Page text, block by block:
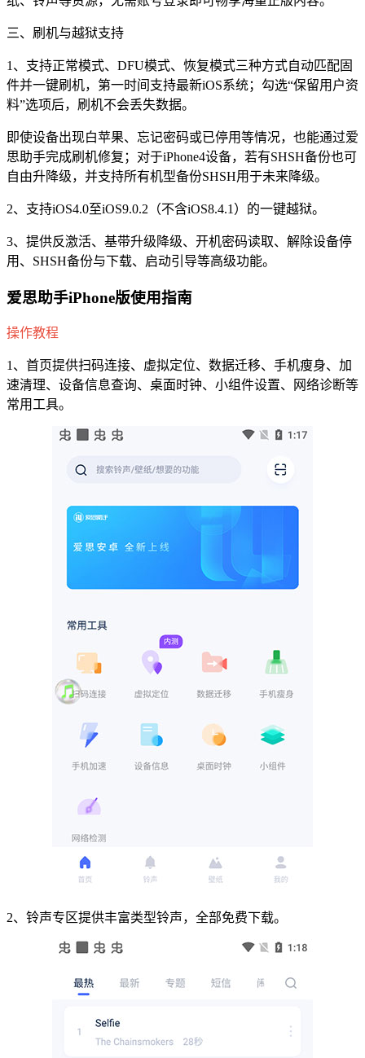
三、刷机与越狱支持
1、支持正常模式、DFU模式、恢复模式三种方式自动匹配固
件并一键刷机，第一时间支持最新iOS系统；勾选“保留用户资
料”选项后，刷机不会丢失数据。
即使设备出现白苹果、忘记密码或已停用等情况，也能通过爱
思助手完成刷机修复；对于iPhone4设备，若有SHSH备份也可
自由升降级，并支持所有机型备份SHSH用于未来降级。
2、支持iOS4.0至iOS9.0.2（不含iOS8.4.1）的一键越狱。
3、提供反激活、基带升级降级、开机密码读取、解除设备停
用、SHSH备份与下载、启动引导等高级功能。
爱思助手iPhone版使用指南
操作教程
1、首页提供扫码连接、虚拟定位、数据迁移、手机瘦身、加
速清理、设备信息查询、桌面时钟、小组件设置、网络诊断等
常用工具。
2、铃声专区提供丰富类型铃声，全部免费下载。